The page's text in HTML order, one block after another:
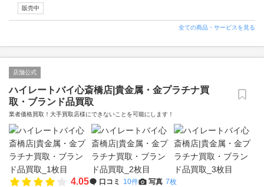
販売中
全ての商品・サービスを見る
店舗公式
ハイレートバイ心斎橋店|貴金属・金プラチナ買
取・ブランド品買取
業者価格買取！大手買取店様にできないことを可能にします！
4.05 口コミ 10件 写真 7枚